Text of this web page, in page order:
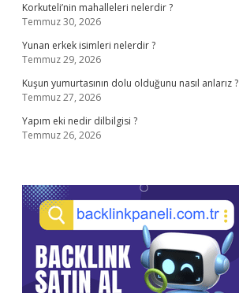
Korkuteli’nin mahalleleri nelerdir ?
Temmuz 30, 2026
Yunan erkek isimleri nelerdir ?
Temmuz 29, 2026
Kuşun yumurtasının dolu olduğunu nasıl anlarız ?
Temmuz 27, 2026
Yapım eki nedir dilbilgisi ?
Temmuz 26, 2026